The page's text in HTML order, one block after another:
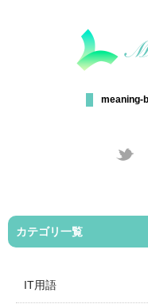
meaning-
カテゴリ一覧
IT用語